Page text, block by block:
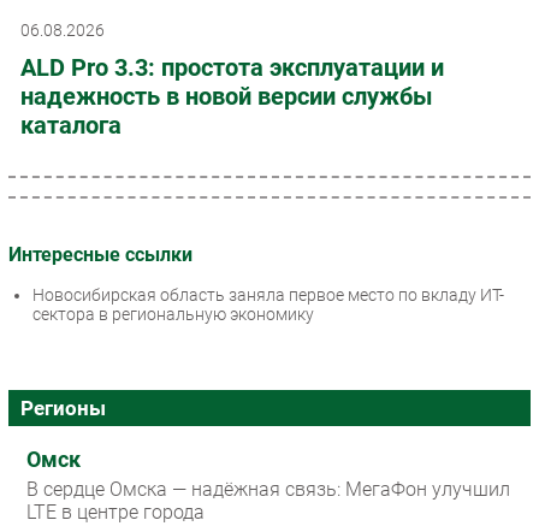
06.08.2026
ALD Pro 3.3: простота эксплуатации и
надежность в новой версии службы
каталога
Интересные ссылки
Новосибирская область заняла первое место по вкладу ИТ-
сектора в региональную экономику
Регионы
Омск
В сердце Омска — надёжная связь: МегаФон улучшил
LTE в центре города